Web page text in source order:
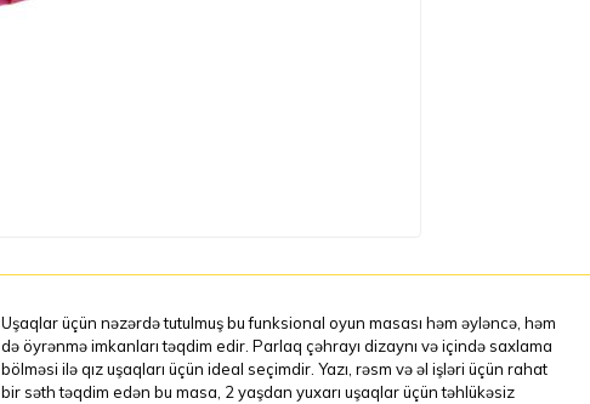
Uşaqlar üçün nəzərdə tutulmuş bu funksional oyun masası həm əyləncə, həm
də öyrənmə imkanları təqdim edir. Parlaq çəhrayı dizaynı və içində saxlama
bölməsi ilə qız uşaqları üçün ideal seçimdir. Yazı, rəsm və əl işləri üçün rahat
bir səth təqdim edən bu masa, 2 yaşdan yuxarı uşaqlar üçün təhlükəsiz